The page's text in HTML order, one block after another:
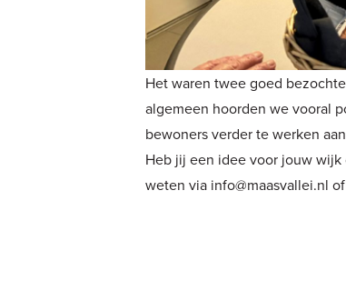
Het waren twee goed
algemeen hoorden we vooral
bewoners verder te werken
Heb jij een idee voor jouw wijk
weten via info@maasvallei.nl